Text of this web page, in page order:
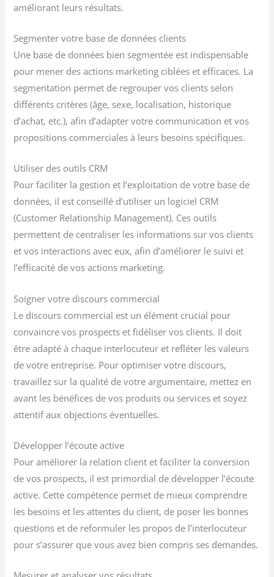
améliorant leurs résultats.
Segmenter votre base de données clients
Une base de données bien segmentée est indispensable
pour mener des actions marketing ciblées et efficaces. La
segmentation permet de regrouper vos clients selon
différents critères (âge, sexe, localisation, historique
d’achat, etc.), afin d’adapter votre communication et vos
propositions commerciales à leurs besoins spécifiques.
Utiliser des outils CRM
Pour faciliter la gestion et l’exploitation de votre base de
données, il est conseillé d’utiliser un logiciel CRM
(Customer Relationship Management). Ces outils
permettent de centraliser les informations sur vos clients
et vos interactions avec eux, afin d’améliorer le suivi et
l’efficacité de vos actions marketing.
Soigner votre discours commercial
Le discours commercial est un élément crucial pour
convaincre vos prospects et fidéliser vos clients. Il doit
être adapté à chaque interlocuteur et refléter les valeurs
de votre entreprise. Pour optimiser votre discours,
travaillez sur la qualité de votre argumentaire, mettez en
avant les bénéfices de vos produits ou services et soyez
attentif aux objections éventuelles.
Développer l’écoute active
Pour améliorer la relation client et faciliter la conversion
de vos prospects, il est primordial de développer l’écoute
active. Cette compétence permet de mieux comprendre
les besoins et les attentes du client, de poser les bonnes
questions et de reformuler les propos de l’interlocuteur
pour s’assurer que vous avez bien compris ses demandes.